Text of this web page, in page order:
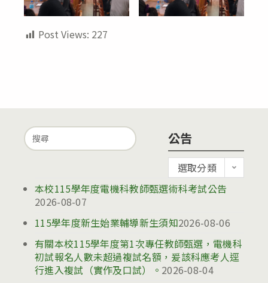
Post Views: 227
Search
for:
公告
告
選取分類
本校115學年度電機科教師甄選術科考試公告
2026-08-07
115學年度新生始業輔導新生須知2026-08-06
有關本校115學年度第1次專任教師甄選，電機科
初試報名人數未超過複試名額，爰該科應考人逕
行進入複試（實作及口試）。 2026-08-04